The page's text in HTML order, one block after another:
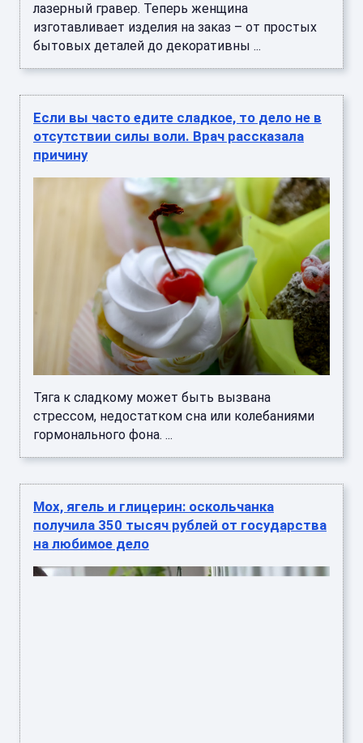
лазерный гравер. Теперь женщина
изготавливает изделия на заказ – от простых
бытовых деталей до декоративны ...
Если вы часто едите сладкое, то дело не в
отсутствии силы воли. Врач рассказала
причину
Тяга к сладкому может быть вызвана
стрессом, недостатком сна или колебаниями
гормонального фона. ...
Мох, ягель и глицерин: оскольчанка
получила 350 тысяч рублей от государства
на любимое дело